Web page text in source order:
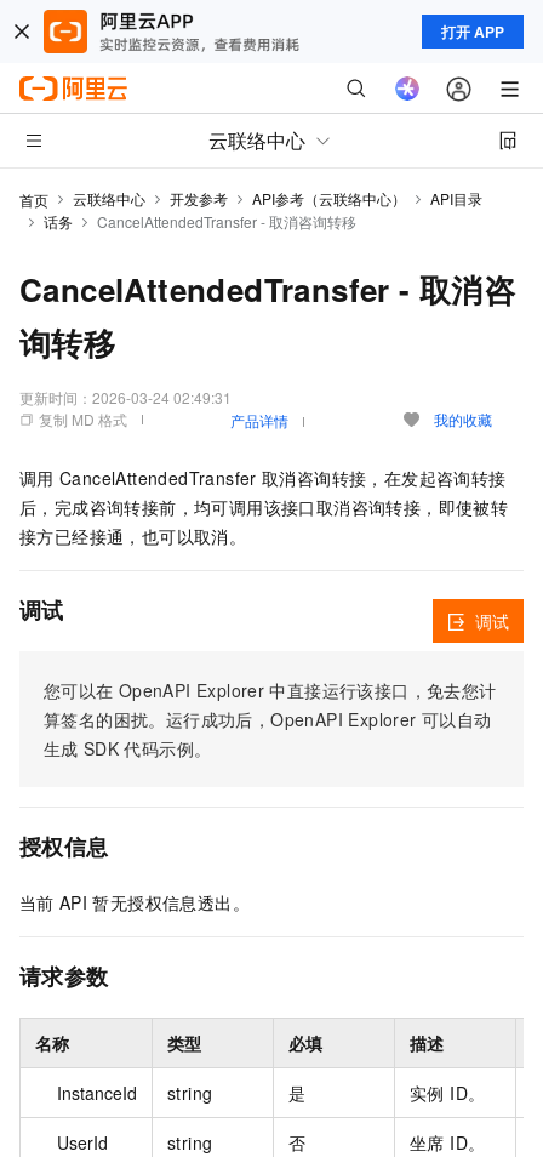
打开 APP
云联络中心
首页 云联络中心 开发参考 API参考（云联络中心）
API目录
话务
CancelAttendedTransfer - 取消咨询转移
CancelAttendedTransfer - 取消咨
询转移
更新时间： 2026-03-24 02:49:31
复制 MD 格式
产品详情 我的收藏
调用 CancelAttendedTransfer 取消咨询转接，在发起咨询转接
后，完成咨询转接前，均可调用该接口取消咨询转接，即使被转
接方已经接通，也可以取消。
调试
您可以在 OpenAPI Explorer 中直接运行该接口，免去您计
算签名的困扰。运行成功后，OpenAPI Explorer 可以自动
生成 SDK 代码示例。
调试
授权信息
当前 API 暂无授权信息透出。
请求参数
名称 类型 必填 描述
InstanceId string 是 实例 ID。
UserId string 否 坐席 ID。